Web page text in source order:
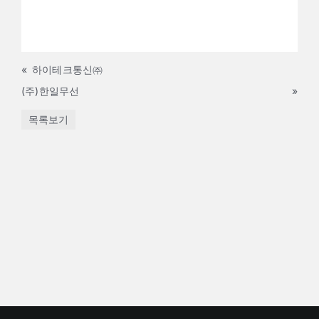
« 하이테크통신㈜
(주)한일무선
»
목록보기